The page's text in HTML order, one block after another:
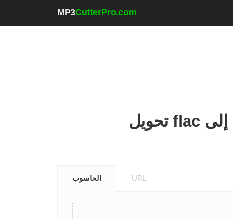
MP3CutterPro.com
الحاسوب URL